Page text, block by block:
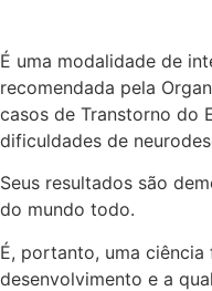
É uma modalidade de
recomendada pela
casos de Transtorno do
dificuldades de
Seus resultados são
do mundo todo.
É, portanto, uma
desenvolvimento e a